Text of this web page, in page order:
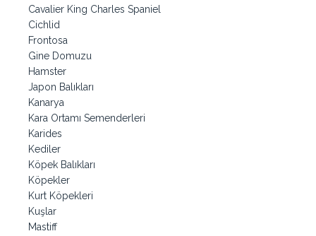
Cavalier King Charles Spaniel
Cichlid
Frontosa
Gine Domuzu
Hamster
Japon Balıkları
Kanarya
Kara Ortamı Semenderleri
Karides
Kediler
Köpek Balıkları
Köpekler
Kurt Köpekleri
Kuşlar
Mastiff